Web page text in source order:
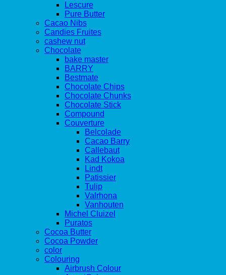
Lescure
Pure Butter
Cacao Nibs
Candies Fruites
cashew nut
Chocolate
bake master
BARRY
Bestmate
Chocolate Chips
Chocolate Chunks
Chocolate Stick
Compound
Couverture
Belcolade
Cacao Barry
Callebaut
Kad Kokoa
Lindt
Patissier
Tulip
Valrhona
Vanhouten
Michel Cluizel
Puratos
Cocoa Butter
Cocoa Powder
color
Colouring
Airbrush Colour